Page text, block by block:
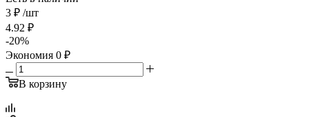
3 ₽ /шт
4.92 ₽
-20%
Экономия 0 ₽
В корзину